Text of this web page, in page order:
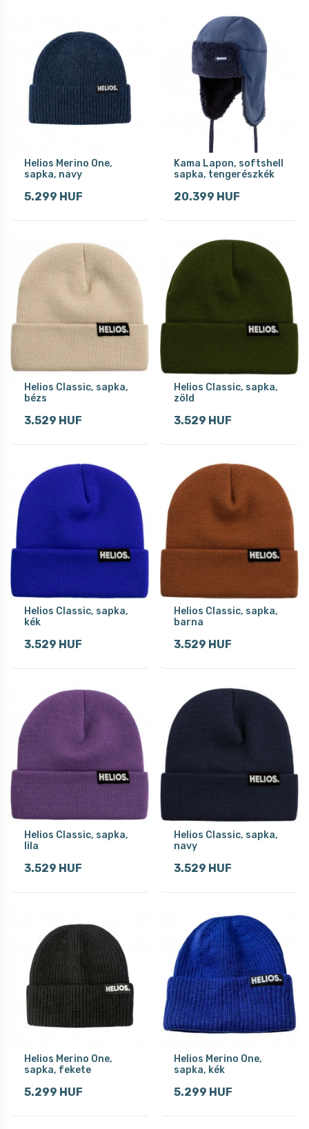
Helios Merino One,
sapka, navy
5.299 HUF
Kama Lapon, softshell
sapka, tengerészkék
20.399 HUF
Helios Classic, sapka,
bézs
3.529 HUF
Helios Classic, sapka,
zöld
3.529 HUF
Helios Classic, sapka,
kék
3.529 HUF
Helios Classic, sapka,
barna
3.529 HUF
Helios Classic, sapka,
lila
3.529 HUF
Helios Classic, sapka,
navy
3.529 HUF
Helios Merino One,
sapka, fekete
5.299 HUF
Helios Merino One,
sapka, kék
5.299 HUF